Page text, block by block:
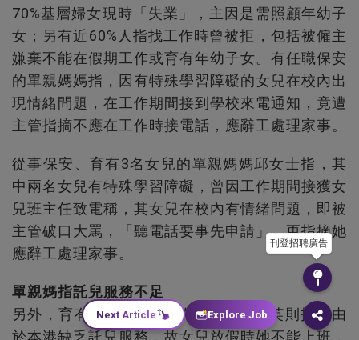
70%基層婦女現時「失業」，主因是需照顧年幼子
女；另有近60%人指找工作時曾被拒，包括被僱主
嫌棄不能在假期工作或育有年幼子女。有任職保安
的單親媽媽指，因有特殊學習障礙的女兒在校內出
現情緒問題，在工作期間接到學校來電通知，竟遭
主管指摘不應在工作時接電話，應辭工處理家事。
從事保安、育有3名女兒的單親媽媽邱女士指，其
中兩名女兒有特殊學習障礙，曾因工作期間接獲女
兒班主任致電稱，其女兒在校內有情緒問題，即被
主管破口大罵，「聽電話要事先申請」，更指摘她
應辭工處理家事。
單親媽指託兒服務不足
另外，育有一名9歲女兒的單親媽媽桂英則指，由
於本港缺乏託兒服務，故女兒放假時她不能上班，
刊登招聘廣告
Next Article Explore Job